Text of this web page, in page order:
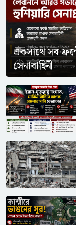
একসাথে সব
সেনাবাহিনী